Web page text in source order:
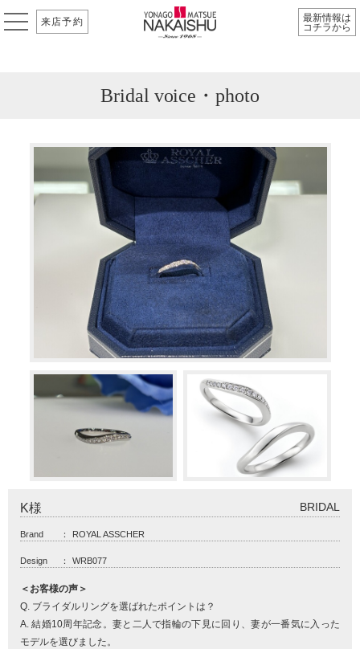
来店予約
最新情報は
コチラから
Bridal voice・photo
K様 BRIDAL
Brand ： ROYAL ASSCHER
Design ： WRB077
＜お客様の声＞
Q. ブライダルリングを選ばれたポイントは？
A. 結婚10周年記念。妻と二人で指輪の下見に回り、妻が一番気に入った
モデルを選びました。